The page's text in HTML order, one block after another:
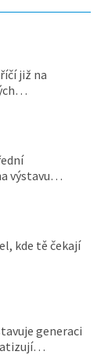
již na
výstavu…
kde tě čekají
generaci